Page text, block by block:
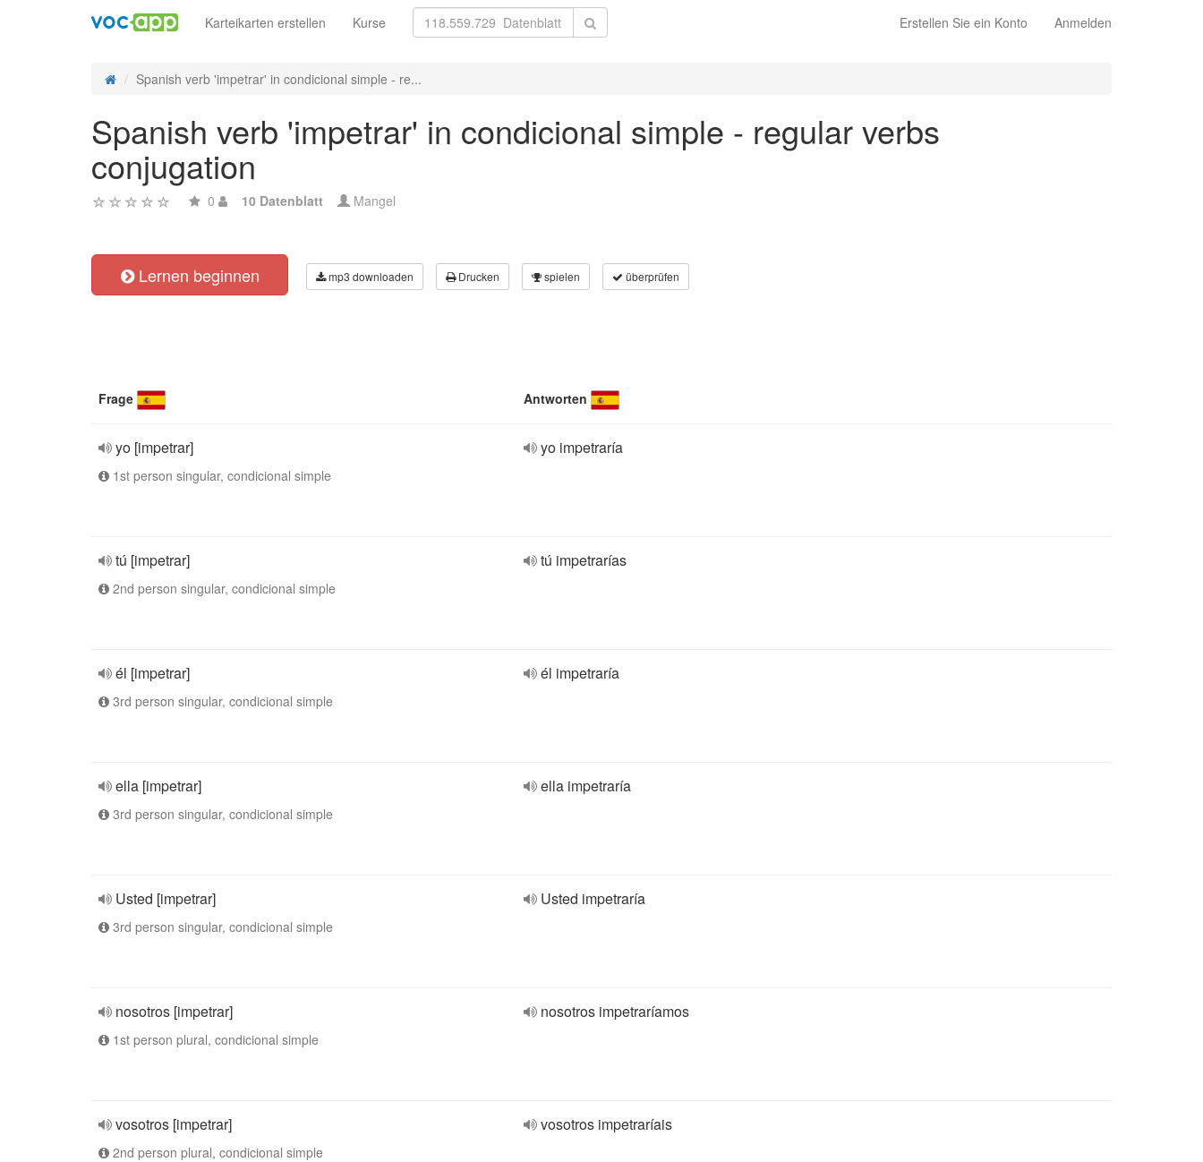
Erstellen Sie ein Konto Anmelden
Karteikarten erstellen Kurse
Spanish verb 'impetrar' in condicional simple - re...
Spanish verb 'impetrar' in condicional simple - regular verbs
conjugation
0 10 Datenblatt Mangel
Lernen beginnen mp3 downloaden Drucken spielen überprüfen
Frage Antworten
yo [impetrar]
1st person singular, condicional simple
yo impetraría
tú [impetrar]
2nd person singular, condicional simple
tú impetrarías
él [impetrar]
3rd person singular, condicional simple
él impetraría
ella [impetrar]
3rd person singular, condicional simple
ella impetraría
Usted [impetrar]
3rd person singular, condicional simple
Usted impetraría
nosotros [impetrar]
1st person plural, condicional simple
nosotros impetraríamos
vosotros [impetrar]
2nd person plural, condicional simple
vosotros impetraríais